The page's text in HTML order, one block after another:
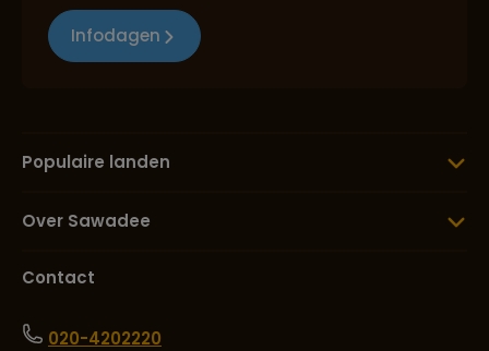
Infodagen
Populaire landen
Over Sawadee
Contact
020-4202220